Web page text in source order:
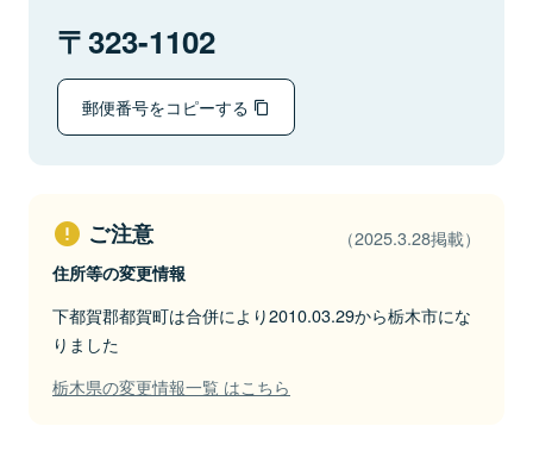
323-1102
郵便番号をコピーする
ご注意 （2025.3.28掲載）
住所等の変更情報
下都賀郡都賀町は合併により2010.03.29から栃木市にな
りました
栃木県の変更情報一覧 はこちら